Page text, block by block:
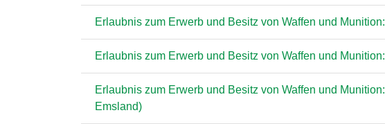
Erlaubnis zum Erwerb und Besitz von Waffen und
Erlaubnis zum Erwerb und Besitz von Waffen und
Erlaubnis zum Erwerb und Besitz von Waffen und
Emsland)